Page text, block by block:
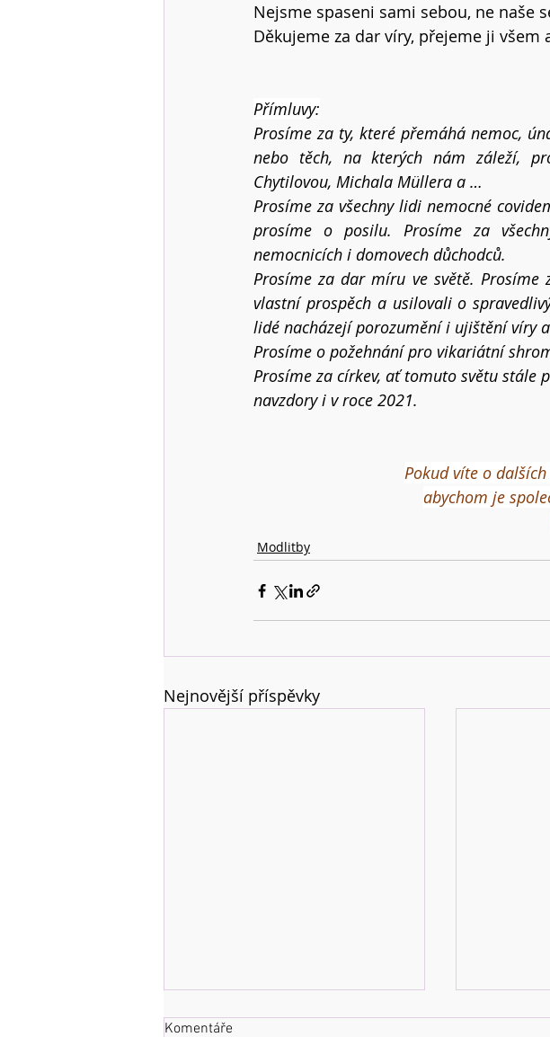
Nejsme spaseni sami sebou, ne naše
Děkujeme za dar víry, přejeme ji
Přímluvy:
Prosíme za ty, které přemáhá nemoc,
nebo těch, na kterých nám záleží,
Chytilovou, Michala Müllera a …
Prosíme za všechny lidi nemocné
prosíme o posilu. Prosíme za
nemocnicích i domovech důchodců.
Prosíme za dar míru ve světě.
vlastní prospěch a usilovali o
lidé nacházejí porozumění i ujištění víry
Prosíme o požehnání pro vikariátní
Prosíme za církev, ať tomuto světu stále
navzdory i v roce 2021.
Pokud víte o
abychom je
Modlitby
Nejnovější příspěvky
Komentáře